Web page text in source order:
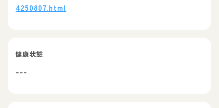
4250807.html
健康状態
---